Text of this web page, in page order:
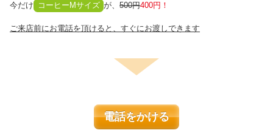
今だけ コーヒーMサイズ が、500円400円！
ご来店前にお電話を頂けると、すぐにお渡しできます
電話をかける